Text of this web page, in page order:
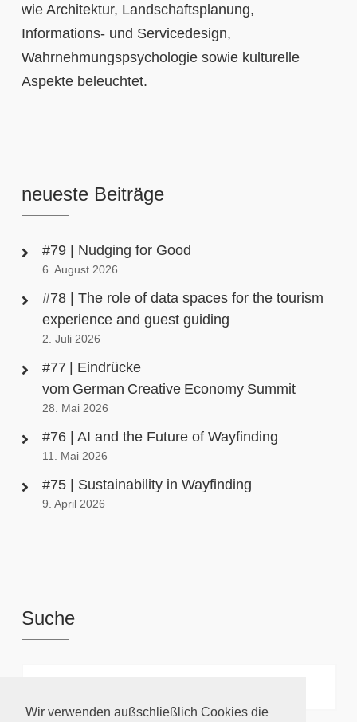
wie Architektur, Landschaftsplanung,
Informations- und Servicedesign,
Wahrnehmungspsychologie sowie kulturelle
Aspekte beleuchtet.
neueste Beiträge
#79 | Nudging for Good
6. August 2026
#78 | The role of data spaces for the tourism
experience and guest guiding
2. Juli 2026
#77 | Eindrücke
vom German Creative Economy Summit
28. Mai 2026
#76 | AI and the Future of Wayfinding
11. Mai 2026
#75 | Sustainability in Wayfinding
9. April 2026
Suche
Wir verwenden außschließlich Cookies die